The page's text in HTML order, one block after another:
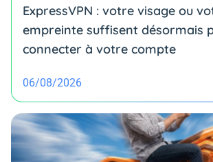
ExpressVPN : votre visage ou
empreinte suffisent désormais
connecter à votre compte
06/08/2026